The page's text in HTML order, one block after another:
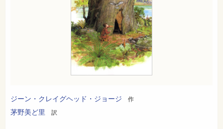
ジーン・クレイグヘッド・ジョージ 作
茅野美ど里 訳